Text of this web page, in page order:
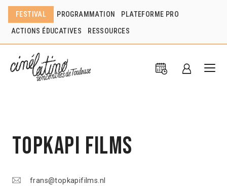
FESTIVAL PROGRAMMATION PLATEFORME PRO
ACTIONS ÉDUCATIVES RESSOURCES
Topkapi Films
frans@topkapifilms.nl